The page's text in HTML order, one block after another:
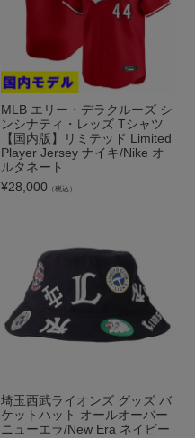
MLB エリー・デラクルーズ シ
ンシナティ・レッズ Tシャツ
【国内版】リミテッド Limited
Player Jersey ナイキ/Nike オ
ルタネート
¥28,000 （税込）
埼玉西武ライオンズ グッズ バ
ケットハット オールオーバー
ニューエラ/New Era ネイビー